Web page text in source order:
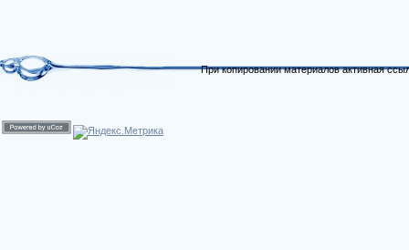
При копировании материалов активная